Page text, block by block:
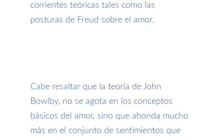
corrientes teóricas tales como las
posturas de Freud sobre el amor.
Cabe resaltar que la teoría de John
Bowlby, no se agota en los conceptos
básicos del amor, sino que ahonda mucho
más en el conjunto de sentimientos que